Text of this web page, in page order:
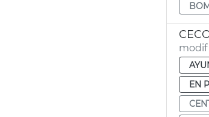
EN